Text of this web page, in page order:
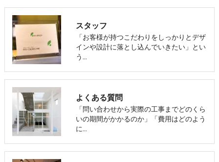
スタッフ
「お客様が持つこだわりをしっかりとデザ
インや設計に落とし込んでいきたい」とい
う…
よくある質問
「問い合わせから実際の工事までどのくら
いの期間がかかるのか」「費用はどのよう
に…